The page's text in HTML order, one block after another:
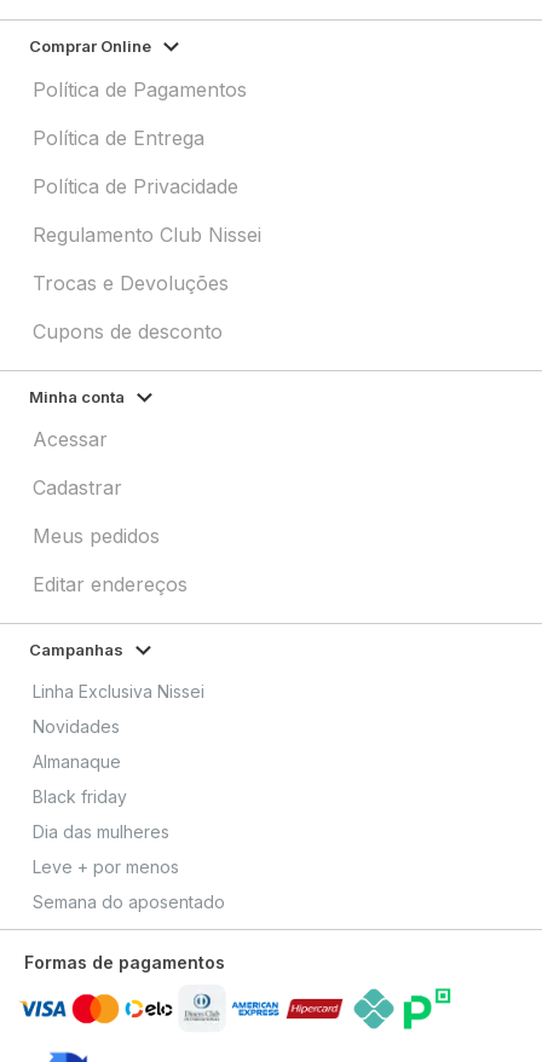
Comprar Online
Política de Pagamentos
Política de Entrega
Política de Privacidade
Regulamento Club Nissei
Trocas e Devoluções
Cupons de desconto
Minha conta
Acessar
Cadastrar
Meus pedidos
Editar endereços
Campanhas
Linha Exclusiva Nissei
Novidades
Almanaque
Black friday
Dia das mulheres
Leve + por menos
Semana do aposentado
Formas de pagamentos